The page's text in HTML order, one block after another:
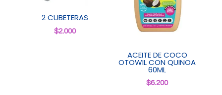
2 CUBETERAS
$2.000
ACEITE DE COCO
OTOWIL CON QUINOA
60ML
$6.200